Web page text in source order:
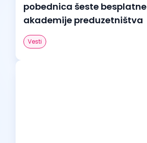
pobednica šeste besplatne
akademije preduzetništva
Vesti